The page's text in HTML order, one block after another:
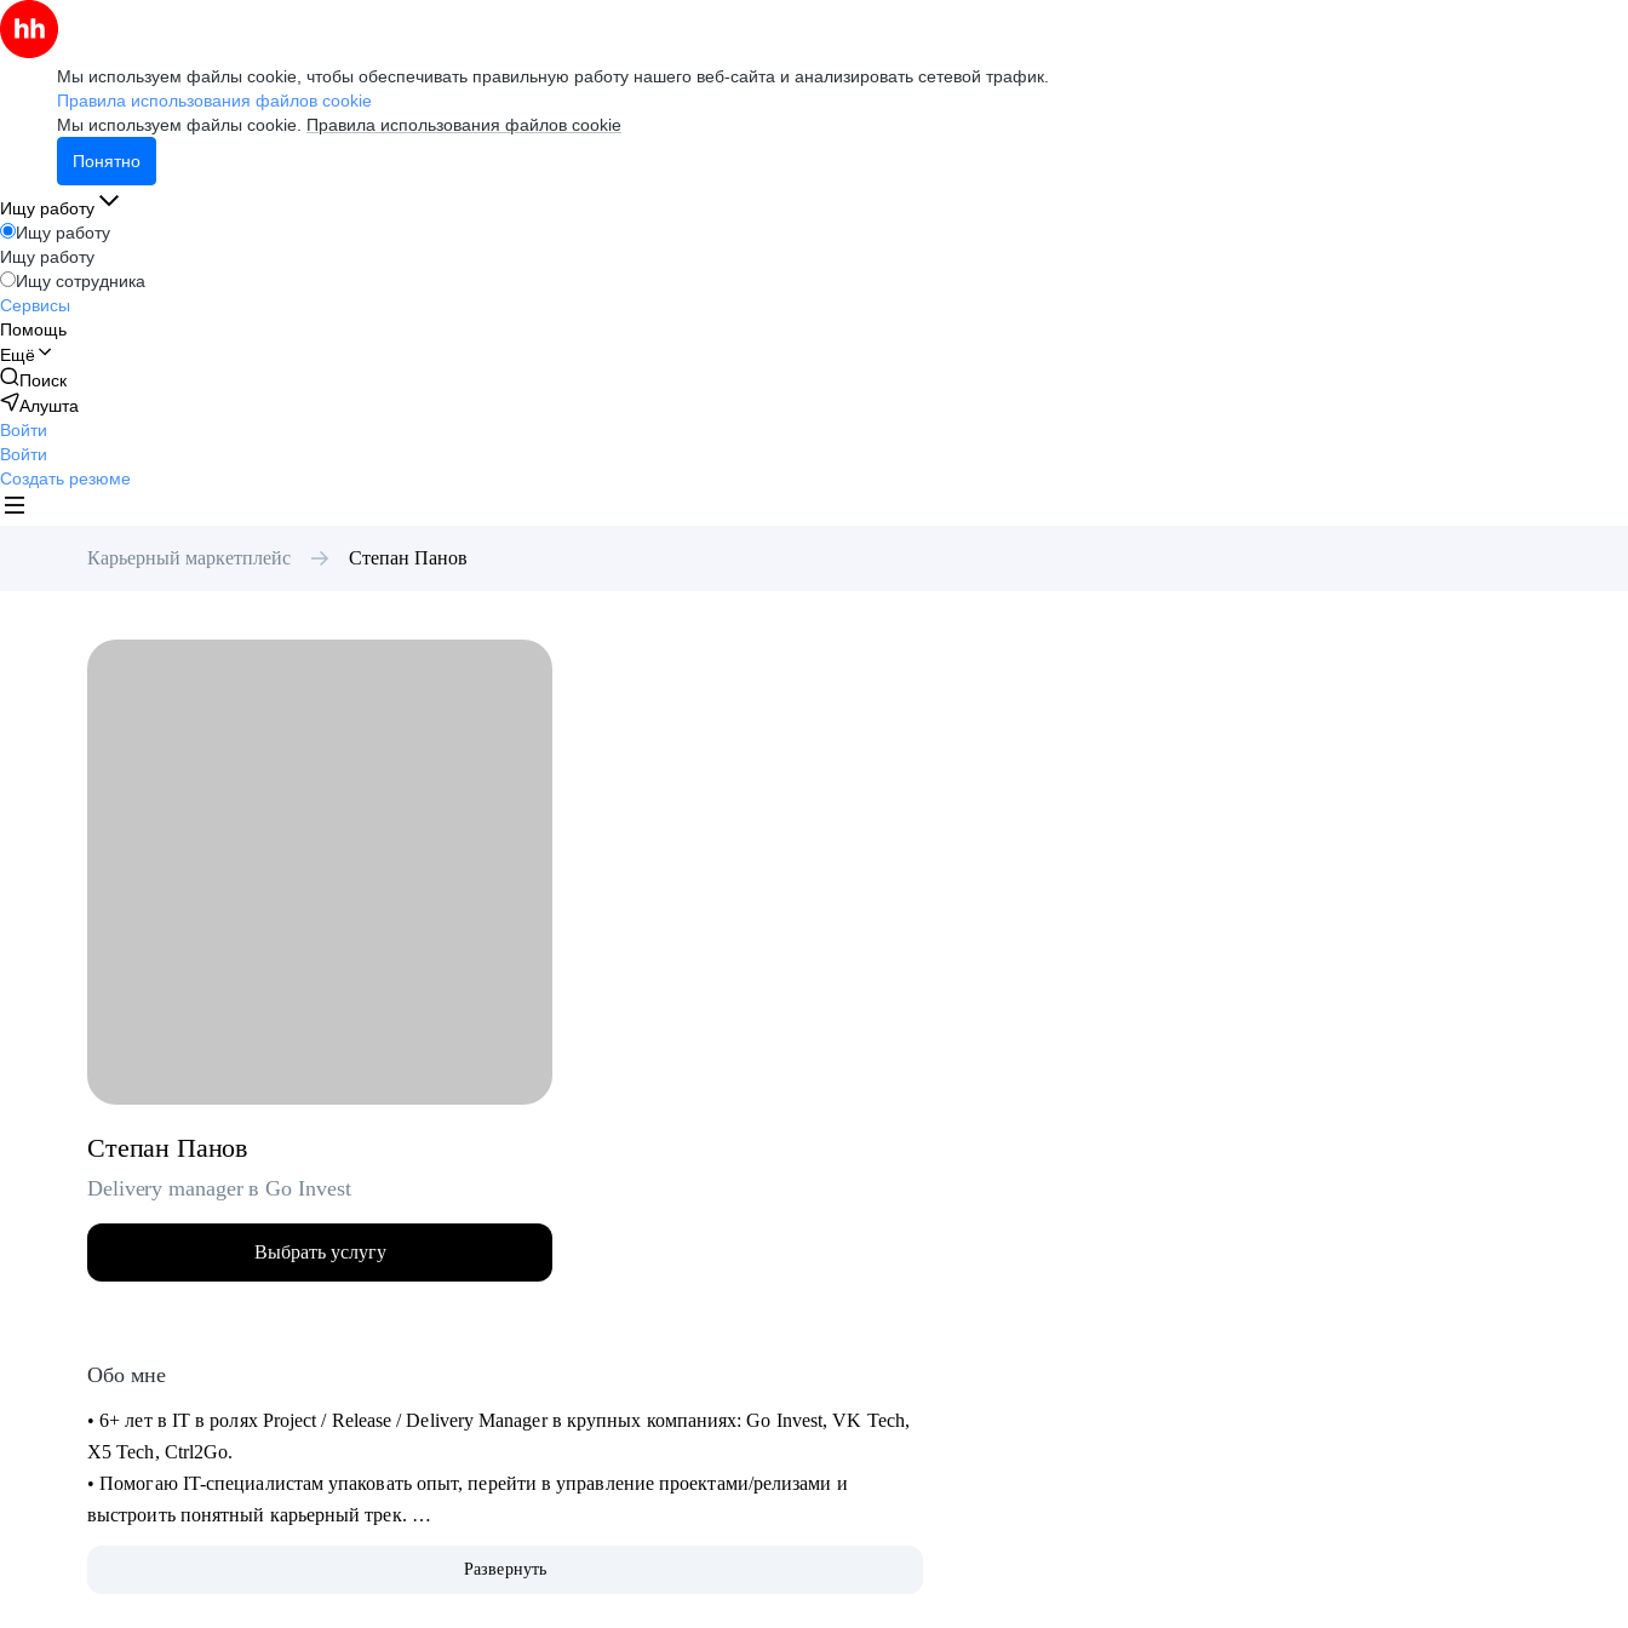
Мы используем файлы cookie, чтобы обеспечивать правильную работу нашего веб-сайта и анализировать сетевой трафик.
Правила использования файлов cookie
Мы используем файлы cookie. Правила использования файлов cookie
Понятно
Ищу работу
Ищу работу
Ищу работу
Ищу сотрудника
Сервисы
Помощь
Ещё
Поиск
Алушта
Войти
Войти
Создать резюме
Карьерный маркетплейс Степан Панов
Степан Панов
Delivery manager в Go Invest
Выбрать услугу
Обо мне
• 6+ лет в IT в ролях Project / Release / Delivery Manager в крупных компаниях: Go Invest, VK Tech,
X5 Tech, Ctrl2Go.
• Помогаю IT-специалистам упаковать опыт, перейти в управление проектами/релизами и
выстроить понятный карьерный трек.
• 2024 — ITSM. Основы управления ИТ-услугами
Развернуть